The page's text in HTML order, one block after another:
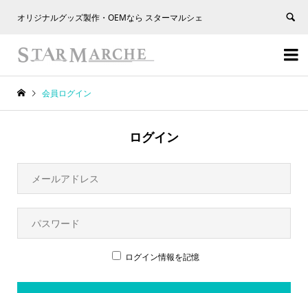
オリジナルグッズ製作・OEMなら スターマルシェ


会員ログイン
ログイン
ログイン情報を記憶